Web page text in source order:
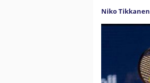
Niko Tikkanen